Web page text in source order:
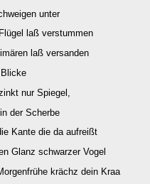
unter
laß verstummen
laß versanden
nur Spiegel,
der Scherbe
Kante die da aufreißt
Glanz schwarzer Vogel
krächz dein Kraa